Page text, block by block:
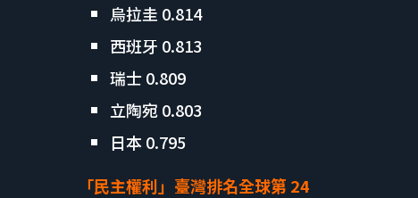
烏拉圭 0.814
西班牙 0.813
瑞士 0.809
立陶宛 0.803
日本 0.795
「民主權利」臺灣排名全球第 24